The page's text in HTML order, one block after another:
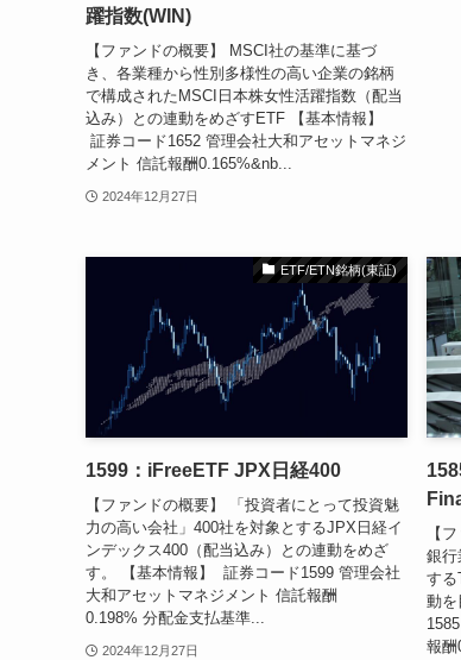
躍指数(WIN)
【ファンドの概要】 MSCI社の基準に基づ
き、各業種から性別多様性の高い企業の銘柄
で構成されたMSCI日本株女性活躍指数（配当
込み）との連動をめざすETF 【基本情報】
証券コード1652 管理会社大和アセットマネジ
メント 信託報酬0.165%&nb...
2024年12月27日
ETF/ETN銘柄(東証)
1599：iFreeETF JPX日経400
【ファンドの概要】 「投資者にとって投資魅
力の高い会社」400社を対象とするJPX日経イ
ンデックス400（配当込み）との連動をめざ
す。 【基本情報】 証券コード1599 管理会社
大和アセットマネジメント 信託報酬
0.198% 分配金支払基準...
2024年12月27日
【
銀行
する
動
報酬